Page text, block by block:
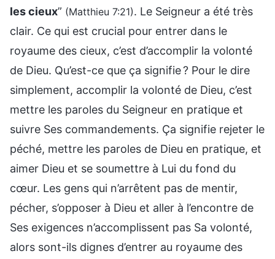
les cieux” (Matthieu 7:21). Le Seigneur a été très
clair. Ce qui est crucial pour entrer dans le
royaume des cieux, c’est d’accomplir la volonté
de Dieu. Qu’est-ce que ça signifie ? Pour le dire
simplement, accomplir la volonté de Dieu, c’est
mettre les paroles du Seigneur en pratique et
suivre Ses commandements. Ҫa signifie rejeter le
péché, mettre les paroles de Dieu en pratique, et
aimer Dieu et se soumettre à Lui du fond du
cœur. Les gens qui n’arrêtent pas de mentir,
pécher, s’opposer à Dieu et aller à l’encontre de
Ses exigences n’accomplissent pas Sa volonté,
alors sont-ils dignes d’entrer au royaume des